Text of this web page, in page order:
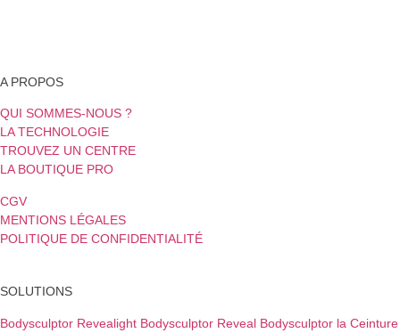
A PROPOS
QUI SOMMES-NOUS ?
LA TECHNOLOGIE
TROUVEZ UN CENTRE
LA BOUTIQUE PRO
CGV
MENTIONS LÉGALES
POLITIQUE DE CONFIDENTIALITÉ
SOLUTIONS
Bodysculptor Revealight Bodysculptor Reveal Bodysculptor la Ceinture